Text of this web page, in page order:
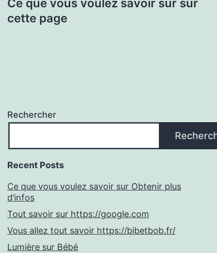
Ce que vous voulez savoir sur sur
cette page
Rechercher
Recent Posts
Ce que vous voulez savoir sur Obtenir plus
d’infos
Tout savoir sur https://google.com
Vous allez tout savoir https://bibetbob.fr/
Lumière sur Bébé